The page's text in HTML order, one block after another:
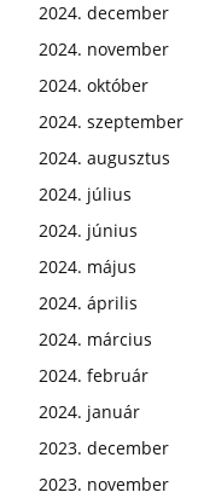
2024. december
2024. november
2024. október
2024. szeptember
2024. augusztus
2024. július
2024. június
2024. május
2024. április
2024. március
2024. február
2024. január
2023. december
2023. november